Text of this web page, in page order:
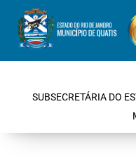
SUBSECRETÁRIA DO